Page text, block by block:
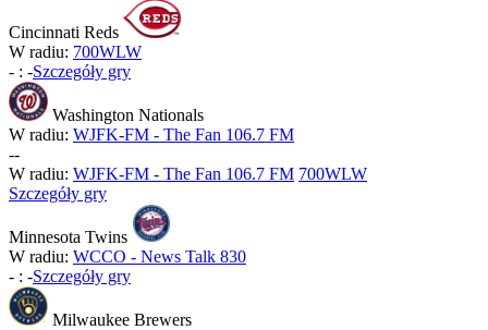
Cincinnati Reds
W radiu: 700WLW
- : -Szczegóły gry
Washington Nationals
W radiu: WJFK-FM - The Fan 106.7 FM
--
W radiu: WJFK-FM - The Fan 106.7 FM 700WLW
Szczegóły gry
Minnesota Twins
W radiu: WCCO - News Talk 830
- : -Szczegóły gry
Milwaukee Brewers